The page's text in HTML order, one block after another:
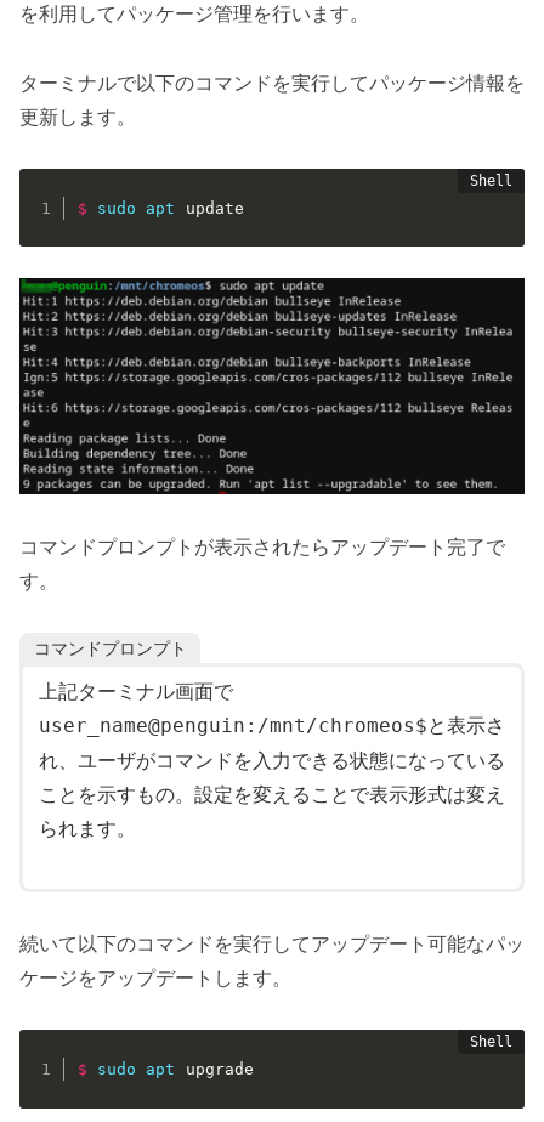
を利用してパッケージ管理を行います。
ターミナルで以下のコマンドを実行してパッケージ情報を
更新します。
$ sudo apt update
コマンドプロンプトが表示されたらアップデート完了で
す。
コマンドプロンプト
上記ターミナル画面で
user_name@penguin:/mnt/chromeos$と表示さ
れ、ユーザがコマンドを入力できる状態になっている
ことを示すもの。設定を変えることで表示形式は変え
られます。
続いて以下のコマンドを実行してアップデート可能なパッ
ケージをアップデートします。
$ sudo apt upgrade